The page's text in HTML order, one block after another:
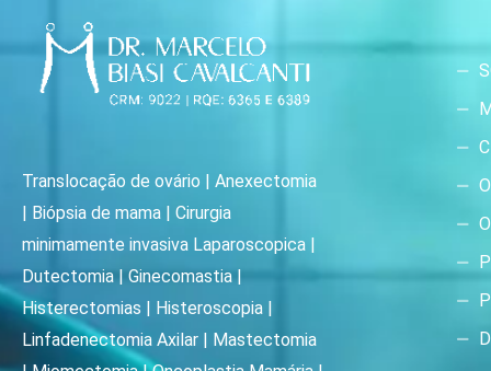
Translocação de ovário | Anexectomia
| Biópsia de mama | Cirurgia
minimamente invasiva Laparoscopica |
Dutectomia | Ginecomastia |
Histerectomias | Histeroscopia |
Linfadenectomia Axilar | Mastectomia